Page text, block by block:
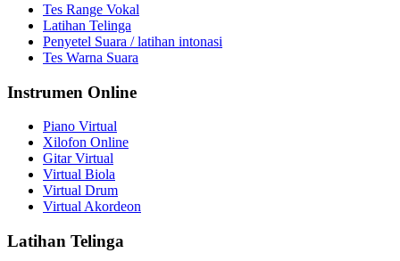
Tes Range Vokal
Latihan Telinga
Penyetel Suara / latihan intonasi
Tes Warna Suara
Instrumen Online
Piano Virtual
Xilofon Online
Gitar Virtual
Virtual Biola
Virtual Drum
Virtual Akordeon
Latihan Telinga